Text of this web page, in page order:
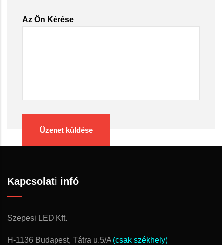
Az Ön Kérése
Kapcsolati infó
Szepesi LED Kft.
H-1136 Budapest, Tátra u.5/A (csak székhely)